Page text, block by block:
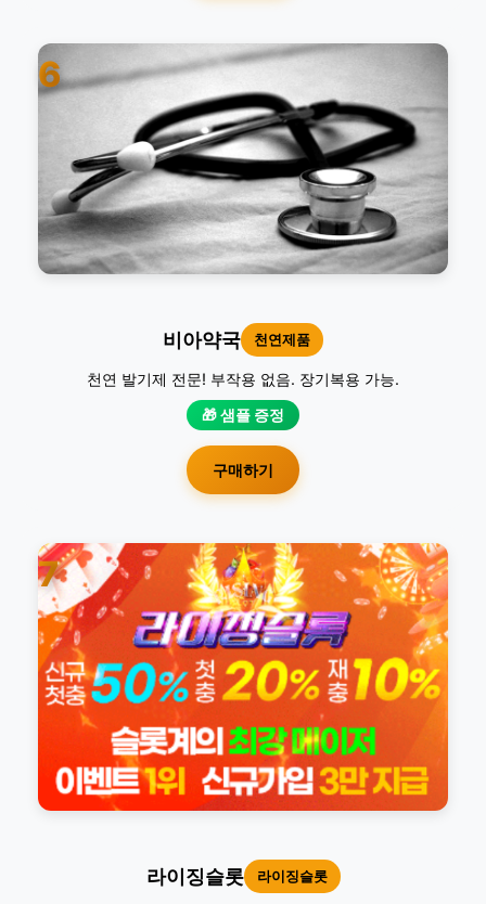
6
비아약국 천연제품
천연 발기제 전문! 부작용 없음. 장기복용 가능.
🎁 샘플 증정
구매하기
7
라이징슬롯 라이징슬롯